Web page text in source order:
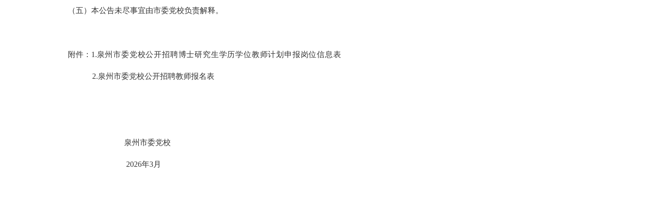
（五）本公告未尽事宜由市委党校负责解释。
附件： 1.泉州市委党校公开招聘博士研究生学历学位教师计划申报岗位信息表
2.泉州市委党校公开招聘教师报名表
泉州市委党校
2026年3月